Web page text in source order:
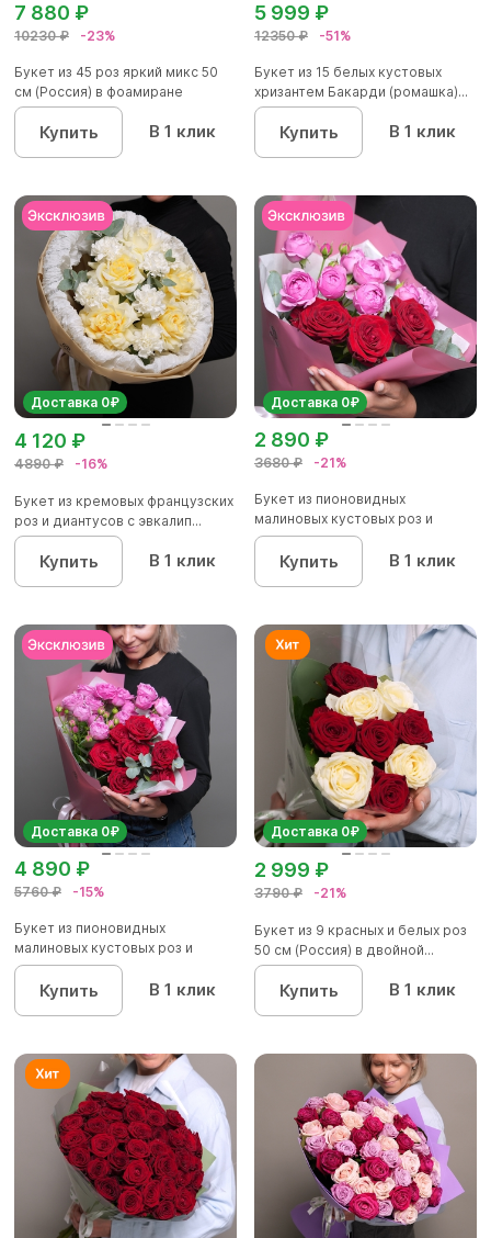
10230 ₽ -23%
7 880 ₽
Букет из 45 роз яркий микс 50
см (Россия) в фоамиране
Купить В 1 клик
12350 ₽ -51%
5 999 ₽
Букет из 15 белых кустовых
хризантем Бакарди (ромашка)...
Купить В 1 клик
Доставка 0₽
4890 ₽ -16%
4 120 ₽
Букет из кремовых французских
роз и диантусов с эвкалип...
Купить В 1 клик
Доставка 0₽
3680 ₽ -21%
2 890 ₽
Букет из пионовидных
малиновых кустовых роз и
красных р...
Купить В 1 клик
Доставка 0₽
5760 ₽ -15%
4 890 ₽
Букет из пионовидных
малиновых кустовых роз и
красных р...
Купить В 1 клик
Доставка 0₽
3790 ₽ -21%
2 999 ₽
Букет из 9 красных и белых роз
50 см (Россия) в двойной...
Купить В 1 клик